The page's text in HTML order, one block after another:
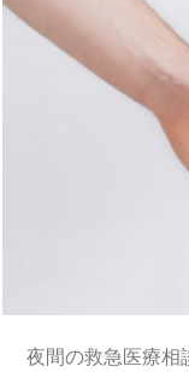
夜間の救急医療相